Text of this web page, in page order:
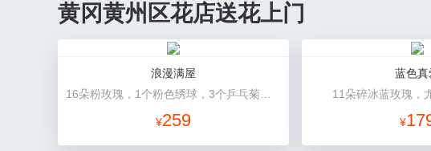
黄冈黄州区花店送花上门
浪漫满屋
¥259
蓝色真
11朵碎冰蓝玫瑰，
¥